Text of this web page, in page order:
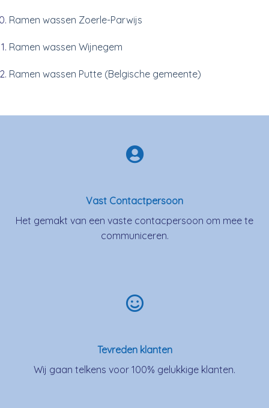
Ramen wassen Zoerle-Parwijs
Ramen wassen Wijnegem
Ramen wassen Putte (Belgische gemeente)
Vast Contactpersoon
Het gemakt van een vaste contacpersoon om mee te
communiceren.
Tevreden klanten
Wij gaan telkens voor 100% gelukkige klanten.